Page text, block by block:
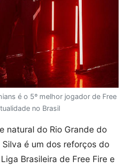
é o 5º melhor jogador de Free
no Brasil
natural do Rio Grande do
Silva é um dos reforços do
Brasileira de Free Fire e